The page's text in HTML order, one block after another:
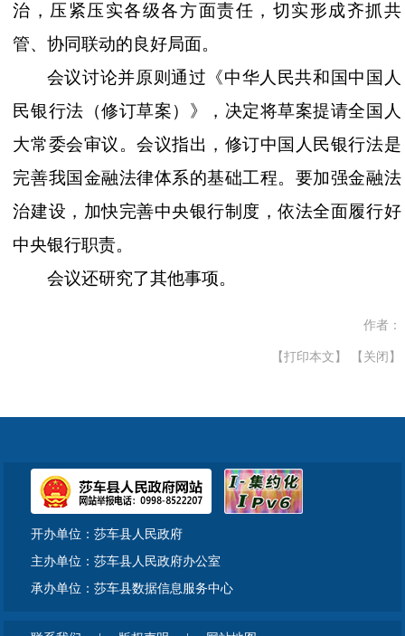
治，压紧压实各级各方面责任，切实形成齐抓共
管、协同联动的良好局面。
会议讨论并原则通过《中华人民共和国中国人
民银行法（修订草案）》，决定将草案提请全国人
大常委会审议。会议指出，修订中国人民银行法是
完善我国金融法律体系的基础工程。要加强金融法
治建设，加快完善中央银行制度，依法全面履行好
中央银行职责。
会议还研究了其他事项。
作者：
【打印本文】 【关闭】
开办单位：莎车县人民政府
主办单位：莎车县人民政府办公室
承办单位：莎车县数据信息服务中心